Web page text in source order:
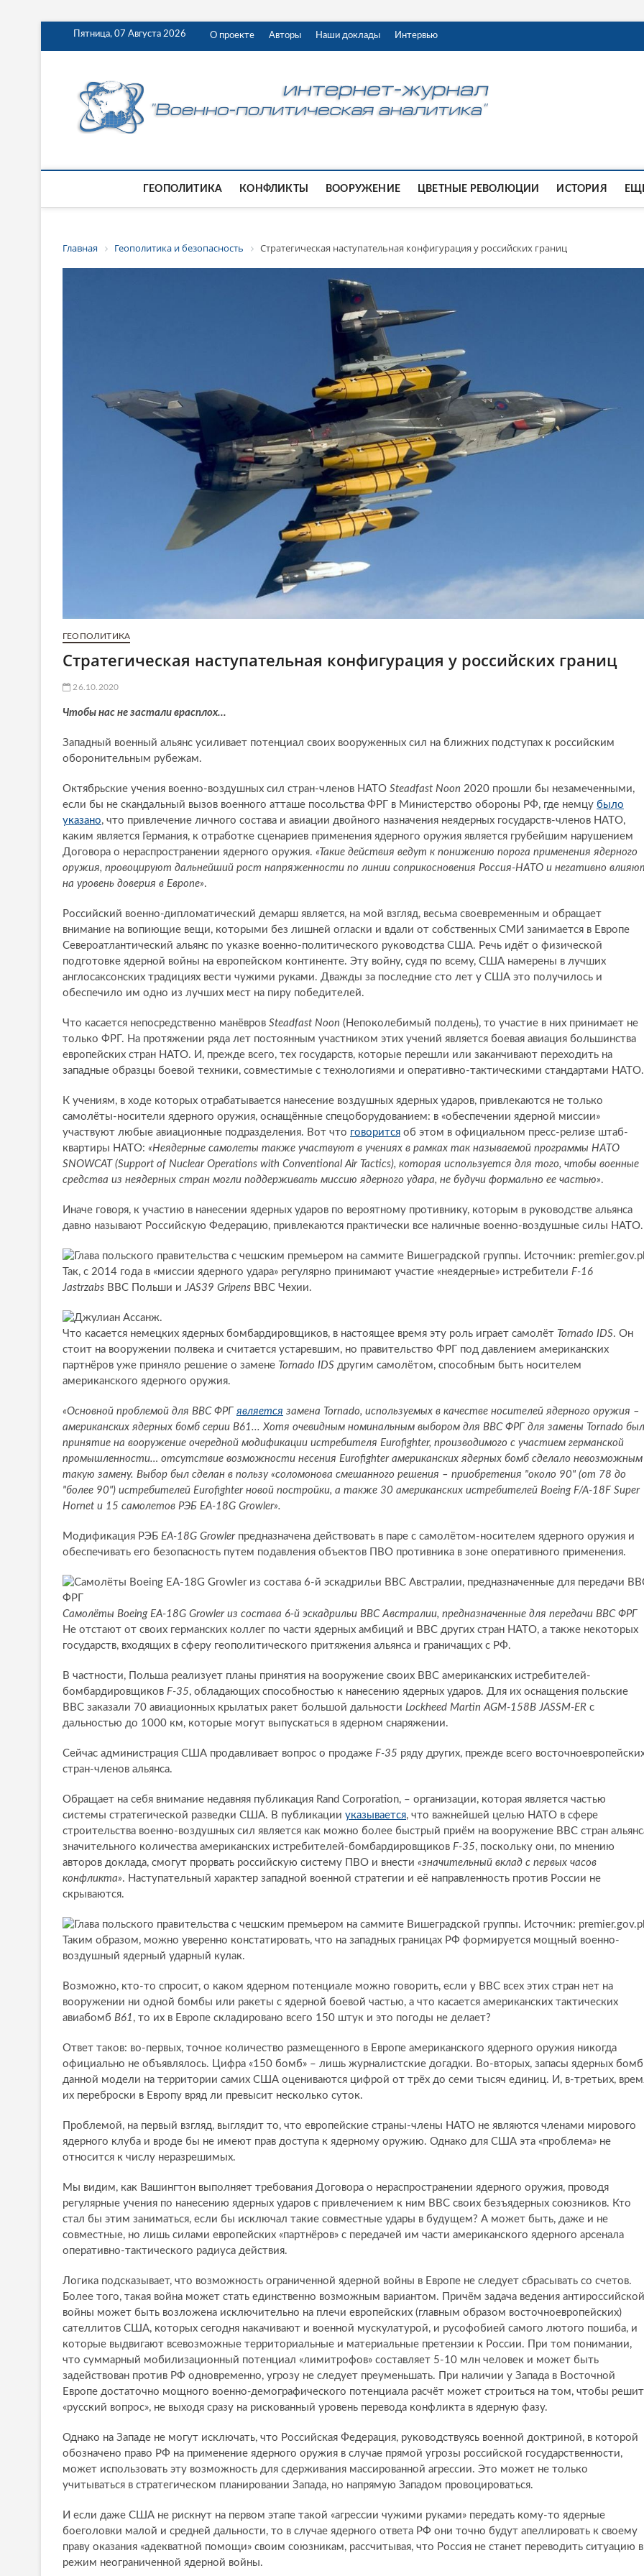
Пятница, 07 Августа 2026 О проекте Авторы Наши доклады Интервью
ГЕОПОЛИТИКА КОНФЛИКТЫ ВООРУЖЕНИЕ ЦВЕТНЫЕ РЕВОЛЮЦИИ ИСТОРИЯ
Главная Геополитика и безопасность Стратегическая наступательная конфигурация у российских границ
ГЕОПОЛИТИКА
Стратегическая наступательная конфигурация у российских границ
26.10.2020
Чтобы нас не застали врасплох…
Западный военный альянс усиливает потенциал своих вооруженных сил на ближних подступах к российским
оборонительным рубежам.
Октябрьские учения военно-воздушных сил стран-членов НАТО Steadfast Noon 2020 прошли бы незамеченными,
если бы не скандальный вызов военного атташе посольства ФРГ в Министерство обороны РФ, где немцу было
указано, что привлечение личного состава и авиации двойного назначения неядерных государств-членов НАТО,
каким является Германия, к отработке сценариев применения ядерного оружия является грубейшим нарушением
Договора о нераспространении ядерного оружия. «Такие действия ведут к понижению порога применения ядерного
оружия, провоцируют дальнейший рост напряженности по линии соприкосновения Россия-НАТО и негативно
на уровень доверия в Европе».
Российский военно-дипломатический демарш является, на мой взгляд, весьма своевременным и обращает
внимание на вопиющие вещи, которыми без лишней огласки и вдали от собственных СМИ занимается в Европе
Североатлантический альянс по указке военно-политического руководства США. Речь идёт о физической
подготовке ядерной войны на европейском континенте. Эту войну, судя по всему, США намерены в лучших
англосаксонских традициях вести чужими руками. Дважды за последние сто лет у США это получилось и
обеспечило им одно из лучших мест на пиру победителей.
Что касается непосредственно манёвров Steadfast Noon (Непоколебимый полдень), то участие в них принимает не
только ФРГ. На протяжении ряда лет постоянным участником этих учений является боевая авиация большинства
европейских стран НАТО. И, прежде всего, тех государств, которые перешли или заканчивают переходить на
западные образцы боевой техники, совместимые с технологиями и оперативно-тактическими стандартами НАТО.
К учениям, в ходе которых отрабатывается нанесение воздушных ядерных ударов, привлекаются не только
самолёты-носители ядерного оружия, оснащённые спецоборудованием: в «обеспечении ядерной миссии»
участвуют любые авиационные подразделения. Вот что говорится об этом в официальном пресс-релизе штаб-
квартиры НАТО: «Неядерные самолеты также участвуют в учениях в рамках так называемой программы НАТО
SNOWCAT (Support of Nuclear Operations with Conventional Air Tactics), которая используется для того, чтобы военные
средства из неядерных стран могли поддерживать миссию ядерного удара, не будучи формально ее частью».
Иначе говоря, к участию в нанесении ядерных ударов по вероятному противнику, которым в руководстве альянса
давно называют Российскую Федерацию, привлекаются практически все наличные военно-воздушные силы НАТО.
Так, с 2014 года в «миссии ядерного удара» регулярно принимают участие «неядерные» истребители F-16
Jastrzabs ВВС Польши иJAS39 Gripens ВВС Чехии.
Что касается немецких ядерных бомбардировщиков, в настоящее время эту роль играет самолёт Tornado IDS. Он
стоит на вооружении полвека и считается устаревшим, но правительство ФРГ под давлением американских
партнёров уже приняло решение о замене Tornado IDS другим самолётом, способным быть носителем
американского ядерного оружия.
«Основной проблемой для ВВС ФРГявляется замена Tornado, используемых в качестве носителей ядерного оружия –
американских ядерных бомб серии В61... Хотя очевидным номинальным выбором для ВВС ФРГ для замены Tornado
принятие на вооружение очередной модификации истребителя Eurofighter, производимого с участием германской
промышленности… отсутствие возможности несения Eurofighter американских ядерных бомб сделало невозможным
такую замену. Выбор был сделан в пользу «соломонова смешанного решения – приобретения "около 90" (от 78 до
"более 90") истребителей Eurofighter новой постройки, а также 30 американских истребителей Boeing F/A-18F Super
Hornet и 15 самолетов РЭБ EA-18G Growler».
Модификация РЭБ EA-18G Growlerпредназначена действовать в паре с самолётом-носителем ядерного оружия и
обеспечивать его безопасность путем подавления объектов ПВО противника в зоне оперативного применения.
Самолёты Boeing EA-18G Growler из состава 6-й эскадрильи ВВС Австралии, предназначенные для передачи ВВС ФРГ
Не отстают от своих германских коллег по части ядерных амбиций и ВВС других стран НАТО, а также некоторых
государств, входящих в сферу геополитического притяжения альянса и граничащих с РФ.
В частности, Польша реализует планы принятия на вооружение своих ВВС американских истребителей-
бомбардировщиков F-35, обладающих способностью к нанесению ядерных ударов. Для их оснащения польские
ВВС заказали 70 авиационных крылатых ракет большой дальности Lockheed Martin AGM-158B JASSM-ER с
дальностью до 1000 км, которые могут выпускаться в ядерном снаряжении.
Сейчас администрация США продавливает вопрос о продаже F-35 ряду других, прежде всего
стран-членов альянса.
Обращает на себя внимание недавняя публикация Rand Corporation, – организации, которая является частью
системы стратегической разведки США. В публикации указывается, что важнейшей целью НАТО в сфере
строительства военно-воздушных сил является как можно более быстрый приём на вооружение ВВС стран
значительного количества американских истребителей-бомбардировщиков F-35, поскольку они, по мнению
авторов доклада, смогут прорвать российскую систему ПВО и внести «значительный вклад с первых часов
конфликта». Наступательный характер западной военной стратегии и её направленность против России не
скрываются.
Таким образом, можно уверенно констатировать, что на западных границах РФ формируется мощный военно-
воздушный ядерный ударный кулак.
Возможно, кто-то спросит, о каком ядерном потенциале можно говорить, если у ВВС всех этих стран нет на
вооружении ни одной бомбы или ракеты с ядерной боевой частью, а что касается американских тактических
авиабомб В61 , то их в Европе складировано всего 150 штук и это погоды не делает?
Ответ таков: во-первых, точное количество размещенного в Европе американского ядерного оружия никогда
официально не объявлялось. Цифра «150 бомб» – лишь журналистские догадки. Во-вторых, запасы ядерных бомб
данной модели на территории самих США оцениваются цифрой от трёх до семи тысяч единиц. И, в-третьих,
их переброски в Европу вряд ли превысит несколько суток.
Проблемой, на первый взгляд, выглядит то, что европейские страны-члены НАТО не являются членами мирового
ядерного клуба и вроде бы не имеют прав доступа к ядерному оружию. Однако для США эта «проблема» не
относится к числу неразрешимых.
Мы видим, как Вашингтон выполняет требования Договора о нераспространении ядерного оружия, проводя
регулярные учения по нанесению ядерных ударов с привлечением к ним ВВС своих безъядерных союзников. Кто
стал бы этим заниматься, если бы исключал такие совместные удары в будущем? А может быть, даже и не
совместные, но лишь силами европейских «партнёров» с передачей им части американского ядерного арсенала
оперативно-тактического радиуса действия.
Логика подсказывает, что возможность ограниченной ядерной войны в Европе не следует сбрасывать со счетов.
Более того, такая война может стать единственно возможным вариантом. Причём задача ведения антироссийской
войны может быть возложена исключительно на плечи европейских (главным образом восточноевропейских)
сателлитов США, которых сегодня накачивают и военной мускулатурой, и русофобией самого лютого пошиба, и
которые выдвигают всевозможные территориальные и материальные претензии к России. При том понимании,
что суммарный мобилизационный потенциал «лимитрофов» составляет 5-10 млн человек и может быть
задействован против РФ одновременно, угрозу не следует преуменьшать. При наличии у Запада в Восточной
Европе достаточно мощного военно-демографического потенциала расчёт может строиться на том, чтобы
«русский вопрос», не выходя сразу на рискованный уровень перевода конфликта в ядерную фазу.
Однако на Западе не могут исключать, что Российская Федерация, руководствуясь военной доктриной, в которой
обозначено право РФ на применение ядерного оружия в случае прямой угрозы российской государственности,
может использовать эту возможность для сдерживания массированной агрессии. Это может не только
учитываться в стратегическом планировании Запада, но напрямую Западом провоцироваться.
И если даже США не рискнут на первом этапе такой «агрессии чужими руками» передать кому-то ядерные
боеголовки малой и средней дальности, то в случае ядерного ответа РФ они точно будут апеллировать к своему
праву оказания «адекватной помощи» своим союзникам, рассчитывая, что Россия не станет переводить ситуацию в
режим неограниченной ядерной войны.